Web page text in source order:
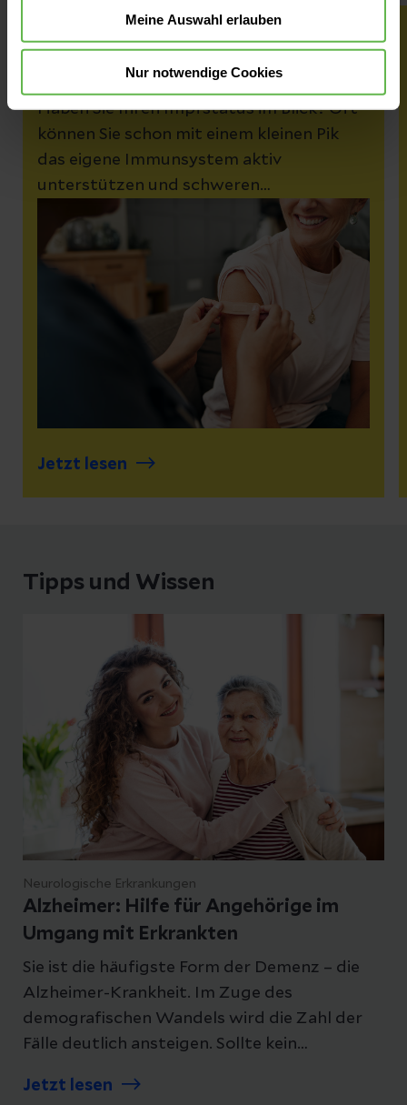
Meine Auswahl erlauben
Nur notwendige Cookies
Impfschutz für Menschen ab 60
Haben Sie Ihren Impfstatus im Blick? Oft
können Sie schon mit einem kleinen Pik
das eigene Immunsystem aktiv
unterstützen und schweren
Krankheitsverläufen vorbeugen. Wir
geben Ihnen ein Überblick, welche
Impfungen für über 60-Jährige wichtig
Jetzt lesen
Tipps und Wissen
Neurologische Erkrankungen
Alzheimer: Hilfe für Angehörige im
Umgang mit Erkrankten
Sie ist die häufigste Form der Demenz – die
Alzheimer-Krankheit. Im Zuge des
demografischen Wandels wird die Zahl der
Fälle deutlich ansteigen. Sollte kein
gelingen, wird sich die Krankenzahl in
Jetzt lesen